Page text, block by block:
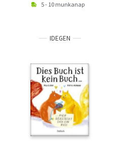
5 - 10 munkanap
IDEGEN